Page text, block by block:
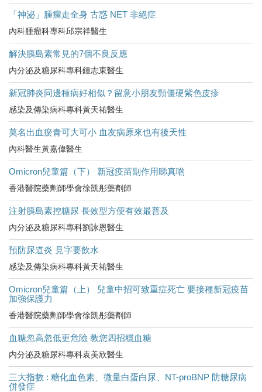
「神泌」腫瘤走全身 古惑 NET 非絕症
內科腫瘤科專科邱宗祥醫生
解決胰島素常見的7個不良反應
内分泌及糖尿科專科鍾志東醫生
新冠肺炎同邊種病好相似？留意小朋友頸僵硬紫色皮疹
感染及傳染病科專科黃天祐醫生
莫名出血瘀青可大可小 血友病原來也有後天性
內科醫生黃嘉偉醫生
Omicron兒童篇（下） 新冠疫苗副作用睇真啲
香港醫院藥劑師學會徐凱彤藥劑師
注射胰島素控糖尿 長效型方便有效最普及
內分泌及糖尿科專科劉詠恩醫生
預防尿道炎 見字要飲水
感染及傳染病科專科黃天祐醫生
Omicron兒童篇（上） 兒童中招可致重症死亡 要接種新冠疫苗
加強保護力
香港醫院藥劑師學會徐凱彤藥劑師
血糖忽高忽低更危險 教您四招穩血糖
内分泌及糖尿科專科袁美欣醫生
三大指數 : 糖化血色素、微量白蛋白尿、NT-proBNP 防糖尿病
併發症